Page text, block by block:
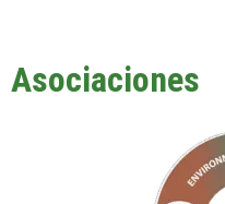
Asociaciones